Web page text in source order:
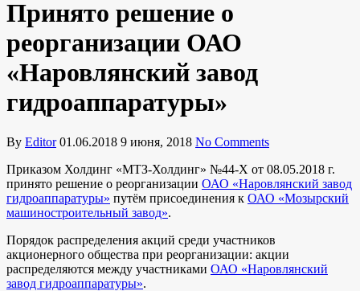
Принято решение о
реорганизации ОАО
«Наровлянский завод
гидроаппаратуры»
By Editor 01.06.2018 9 июня, 2018 No Comments
Приказом Холдинг «МТЗ-Холдинг» №44-Х от 08.05.2018 г.
принято решение о реорганизации ОАО «Наровлянский завод
гидроаппаратуры» путём присоединения к ОАО «Мозырский
машиностроительный завод».
Порядок распределения акций среди участников
акционерного общества при реорганизации: акции
распределяются между участниками ОАО «Наровлянский
завод гидроаппаратуры».